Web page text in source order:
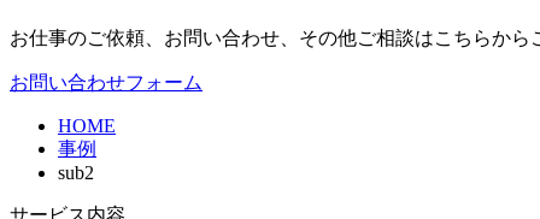
お仕事のご依頼、お問い合わせ、その他ご相談はこちらから
お問い合わせフォーム
HOME
事例
sub2
サービス内容